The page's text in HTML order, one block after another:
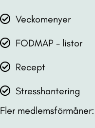
Veckomenyer
FODMAP - listor
Recept
Stresshantering
Fler medlemsförmåner: